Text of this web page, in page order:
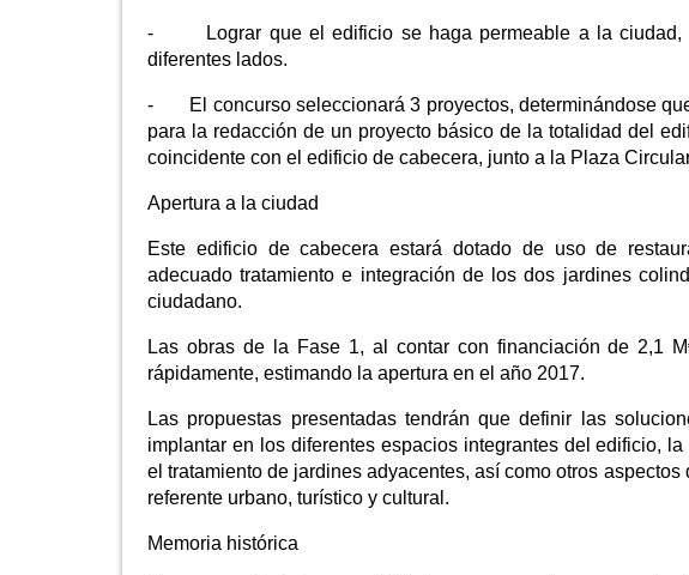
- Lograr que el edificio se haga permeable a la ciudad,
diferentes lados.
- El concurso seleccionará 3 proyectos, determinándose
para la redacción de un proyecto básico de la totalidad del
coincidente con el edificio de cabecera, junto a la Plaza
Apertura a la ciudad
Este edificio de cabecera estará dotado de uso de
adecuado tratamiento e integración de los dos jardines
ciudadano.
Las obras de la Fase 1, al contar con financiación de 2,1
rápidamente, estimando la apertura en el año 2017.
Las propuestas presentadas tendrán que definir las
implantar en los diferentes espacios integrantes del edificio,
el tratamiento de jardines adyacentes, así como otros
referente urbano, turístico y cultural.
Memoria histórica